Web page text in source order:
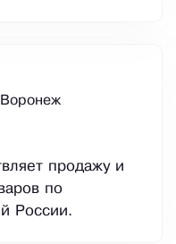
продажу и
по
России.